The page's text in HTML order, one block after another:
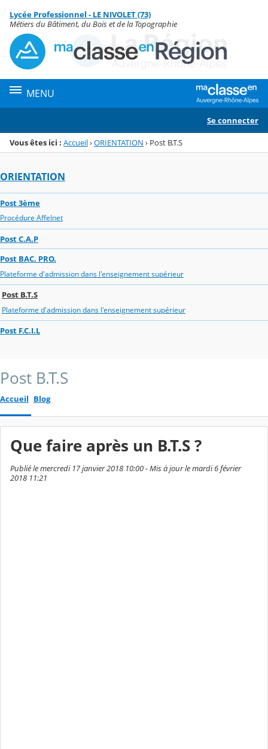
Menu de la rubrique
Contenu
Lycée Professionnel - LE NIVOLET (73)
Métiers du Bâtiment, du Bois et de la Topographie
MENU
Se connecter
Vous êtes ici : Accueil›ORIENTATION › Post B.T.S
ORIENTATION
Post 3ème
Procédure Affelnet
Post C.A.P
Post BAC. PRO.
Plateforme d'admission dans l'enseignement supérieur
Post B.T.S
Plateforme d'admission dans l'enseignement supérieur
Post F.C.I.L
Post B.T.S
Accueil Blog
Que faire après un B.T.S ?
Publié le mercredi 17 janvier 2018 10:00 - Mis à jour le mardi 6 février
2018 11:21